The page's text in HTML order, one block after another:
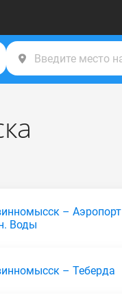
– Аэропорт
Воды
– Теберда